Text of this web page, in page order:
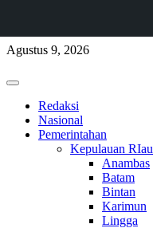
Skip
content
Agustus 9, 2026
Primary
Redaksi
Nasional
Pemerintahan
Kepulauan RIau
Anambas
Batam
Bintan
Karimun
Lingga